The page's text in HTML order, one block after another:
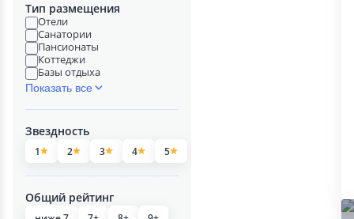
Тип размещения
Отели
Санатории
Пансионаты
Коттеджи
Базы отдыха
Показать все
Звездность
1 2 3 4 5
Общий рейтинг